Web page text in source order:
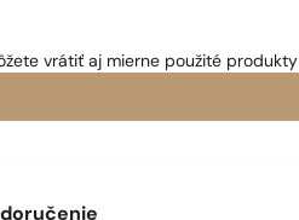
vrátiť aj mierne použité